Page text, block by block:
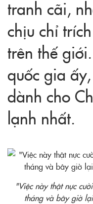
tranh cãi,
chịu chỉ
trên thế
quốc gia
dành cho
lạnh nhất.
"Việc này thật nực
tháng và bây giờ